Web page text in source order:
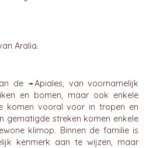
Aralia.
de ➛Apiales, van voornamelijk
en bomen, maar ook enkele
komen vooral voor in tropen en
gematigde streken komen enkele
klimop. Binnen de familie is
kenmerk aan te wijzen, maar